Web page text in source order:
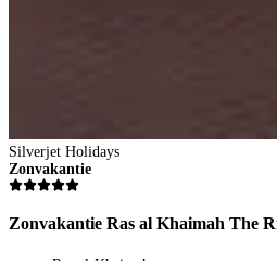
Silverjet Holidays
Zonvakantie
Zonvakantie Ras al Khaimah The